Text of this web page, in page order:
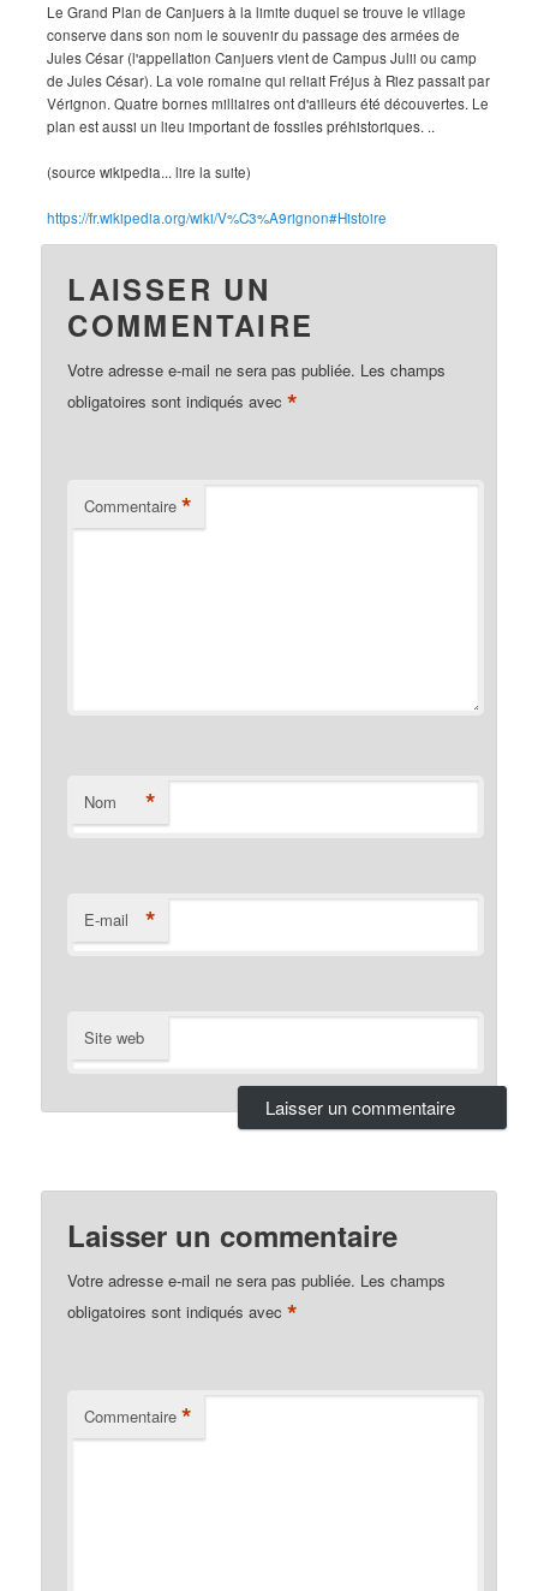
Le Grand Plan de Canjuers à la limite duquel se trouve le village
conserve dans son nom le souvenir du passage des armées de
Jules César (l'appellation Canjuers vient de Campus Julii ou camp
de Jules César). La voie romaine qui reliait Fréjus à Riez passait par
Vérignon. Quatre bornes milliaires ont d'ailleurs été découvertes. Le
plan est aussi un lieu important de fossiles préhistoriques. ..
(source wikipedia... lire la suite)
https://fr.wikipedia.org/wiki/V%C3%A9rignon#Histoire
LAISSER UN
COMMENTAIRE
Votre adresse e-mail ne sera pas publiée. Les champs
obligatoires sont indiqués avec*
Commentaire *
Nom *
E-mail *
Site web
Laisser un commentaire
Votre adresse e-mail ne sera pas publiée. Les champs
obligatoires sont indiqués avec*
Commentaire *